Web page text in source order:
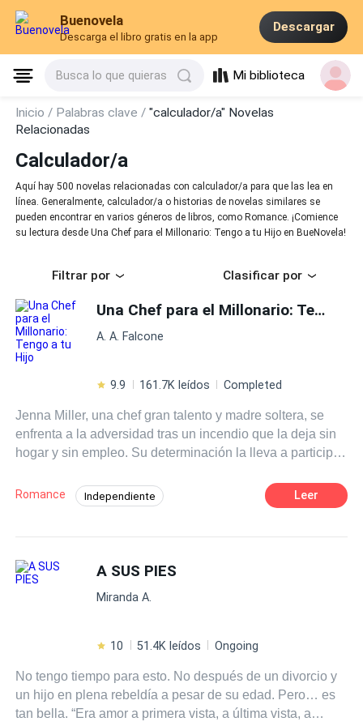
Buenovela
Descarga el libro gratis en la app
Descargar
Busca lo que quieras Mi biblioteca
Inicio / Palabras clave /"calculador/a" Novelas
Relacionadas
Calculador/a
Aquí hay 500 novelas relacionadas con calculador/a para que las lea en
línea. Generalmente, calculador/a o historias de novelas similares se
pueden encontrar en varios géneros de libros, como Romance. ¡Comience
su lectura desde Una Chef para el Millonario: Tengo a tu Hijo en BueNovela!
Filtrar por Clasificar por
Una Chef para el Millonario: Tengo a tu Hijo
A. A. Falcone
9.9 161.7K leídos Completed
Jenna Miller, una chef gran talento y madre soltera, se
enfrenta a la adversidad tras un incendio que la deja sin
hogar y sin empleo. Su determinación la lleva a participar
ganadora, obligándola a aceptar un contrato para trabajar
en la mansión de David Whitmore, un reconocido chef y
Whitmore, casado con Madison, ha cerrado su corazón al
amor, pero la llegada de Jenna, cuya conexión él no
recuerda, comienza a despertar emociones que él creía
secreto que David es realmente el padre de su hijo,
familia Whitmore, donde los secretos acechan en cada
esquina, amenazando con salir a la luz. ¿Será posible
que David descubra la verdad sobre su hijo y aun así
Romance Independiente
Pasión Embarazo
Leer
A SUS PIES
Miranda A.
10 51.4K leídos Ongoing
No tengo tiempo para esto. No después de un divorcio y
un hijo en plena rebeldía a pesar de su edad. Pero… es
tan bella. “Era amor a primera vista, a última vista, a